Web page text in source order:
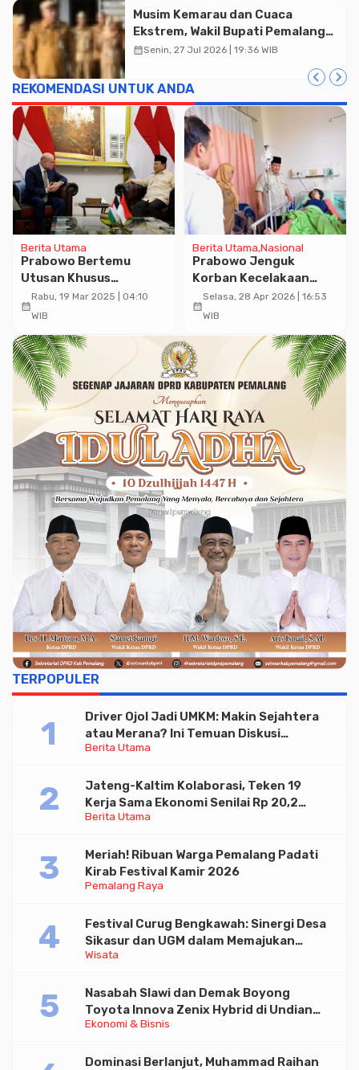
Musim Kemarau dan Cuaca
Ekstrem, Wakil Bupati Pemalang
Ingatkan ASN Waspada Bahaya
calendar_monthSenin, 27 Jul 2026 | 19:36 WIB
REKOMENDASI UNTUK ANDA
Berita Utama
Prabowo Bertemu
Utusan Khusus
Palestina, Terima
Laporan Situasi Terkini
calendar_month
Rabu, 19 Mar 2025 | 04:10
WIB
Berita Utama Nasional
Prabowo Jenguk
Korban Kecelakaan
Kereta di RSUD Bekasi,
Perintahkan Investigasi
calendar_month
Selasa, 28 Apr 2026 | 16:53
WIB
TERPOPULER
Berita Utama
Driver Ojol Jadi UMKM: Makin Sejahtera
atau Merana? Ini Temuan Diskusi
Paramadina
Berita Utama
Jateng-Kaltim Kolaborasi, Teken 19
Kerja Sama Ekonomi Senilai Rp 20,2
Triliun
Pemalang Raya
Meriah! Ribuan Warga Pemalang Padati
Kirab Festival Kamir 2026
Wisata
Festival Curug Bengkawah: Sinergi Desa
Sikasur dan UGM dalam Memajukan
Wisata serta UMKM Lokal
Ekonomi & Bisnis
Nasabah Slawi dan Demak Boyong
Toyota Innova Zenix Hybrid di Undian
Tabungan Bima Bank Jateng
Dominasi Berlanjut, Muhammad Raihan